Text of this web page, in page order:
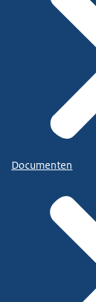
Documenten